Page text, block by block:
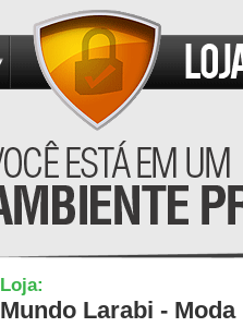
Loja:
Mundo Larabi -